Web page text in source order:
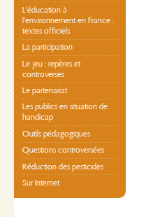
L’éducation à
l’environnement en France :
textes officiels
La participation
Le jeu : repères et
controverses
Le partenariat
Les publics en situation de
handicap
Outils pédagogiques
Questions controversées
Réduction des pesticides
Sur Internet